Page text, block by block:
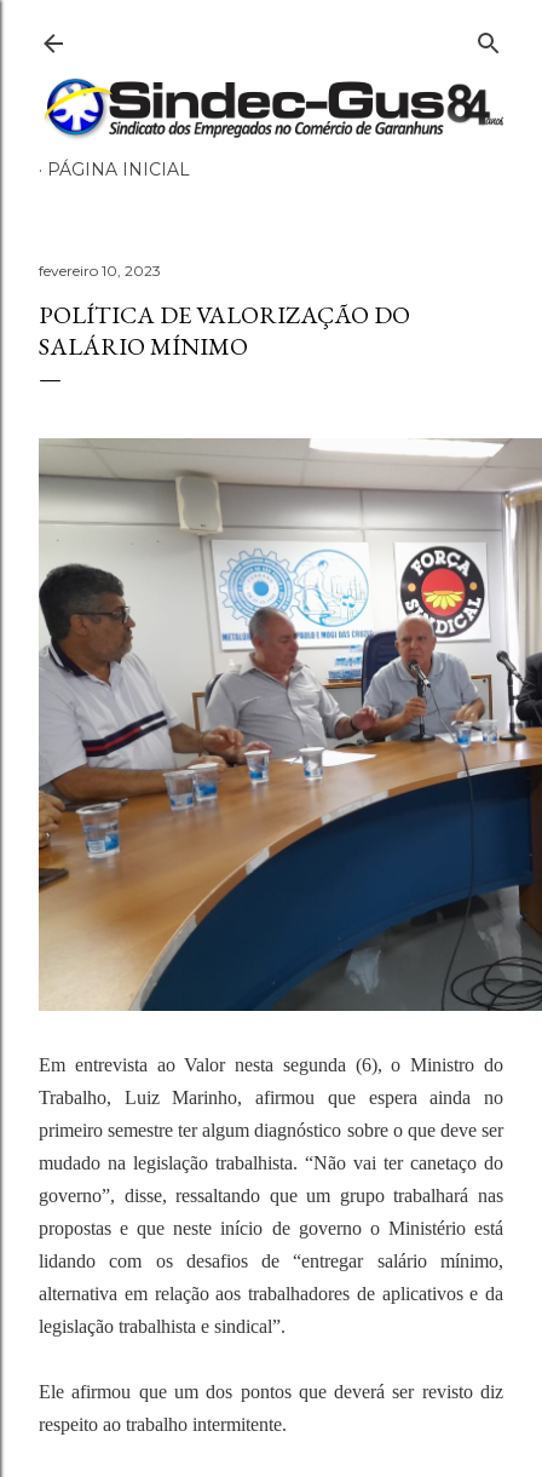
Pular para o conteúdo
PÁGINA INICIAL
fevereiro 10, 2023
POLÍTICA DE VALORIZAÇÃO DO
SALÁRIO MÍNIMO
Em entrevista ao Valor nesta segunda (6), o Ministro do
Trabalho, Luiz Marinho, afirmou que espera ainda no
primeiro semestre ter algum diagnóstico sobre o que deve ser
mudado na legislação trabalhista. “Não vai ter canetaço do
governo”, disse, ressaltando que um grupo trabalhará nas
propostas e que neste início de governo o Ministério está
lidando com os desafios de “entregar salário mínimo,
alternativa em relação aos trabalhadores de aplicativos e da
legislação trabalhista e sindical”.
Ele afirmou que um dos pontos que deverá ser revisto diz
respeito ao trabalho intermitente.